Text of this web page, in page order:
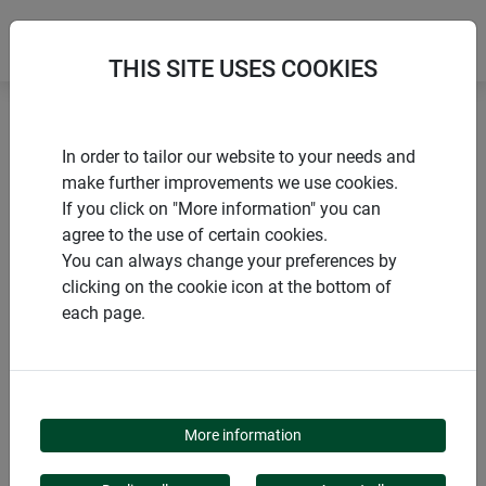
Accueil Souris & rats Wipp-Mausefalle
PRODUITS
WIPP-MAUSEFALLE
THIS SITE USES COOKIES
In order to tailor our website to your needs and
make further improvements we use cookies.
If you click on "More information" you can
agree to the use of certain cookies.
You can always change your preferences by
clicking on the cookie icon at the bottom of
each page.
More information